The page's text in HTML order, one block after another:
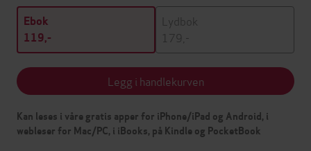
Ebok
119,-
Lydbok
179,-
Legg i handlekurven
Kan leses i våre gratis apper for iPhone/iPad og Android, i
webleser for Mac/PC, i iBooks, på Kindle og PocketBook